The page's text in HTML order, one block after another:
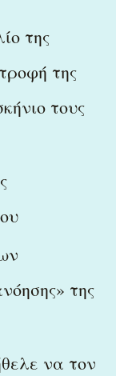
της
της
τους
της
να τον